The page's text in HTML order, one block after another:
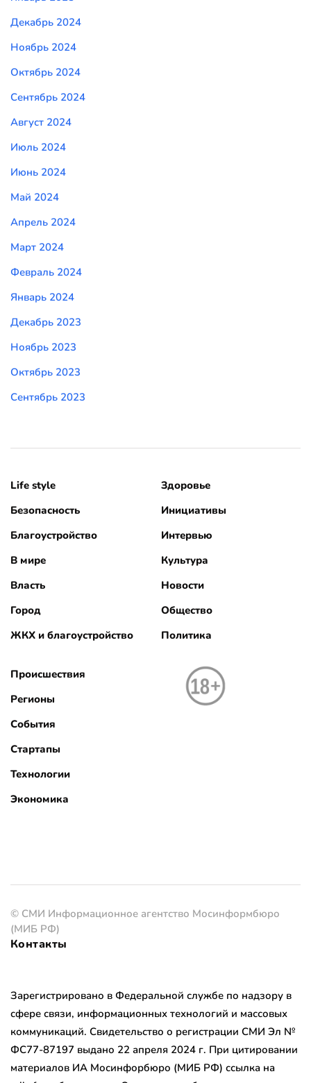
Декабрь 2024
Ноябрь 2024
Октябрь 2024
Сентябрь 2024
Август 2024
Июль 2024
Июнь 2024
Май 2024
Апрель 2024
Март 2024
Февраль 2024
Январь 2024
Декабрь 2023
Ноябрь 2023
Октябрь 2023
Сентябрь 2023
Life style
Безопасность
Благоустройство
В мире
Власть
Город
ЖКХ и благоустройство
Здоровье
Инициативы
Интервью
Культура
Новости
Общество
Политика
Происшествия
Регионы
События
Стартапы
Технологии
Экономика
© СМИ Информационное агентство Мосинформбюро
(МИБ РФ)
Контакты
Зарегистрировано в Федеральной службе по надзору в
сфере связи, информационных технологий и массовых
коммуникаций. Свидетельство о регистрации СМИ Эл №
ФС77-87197 выдано 22 апреля 2024 г. При цитировании
материалов ИА Мосинфорбюро (МИБ РФ) ссылка на